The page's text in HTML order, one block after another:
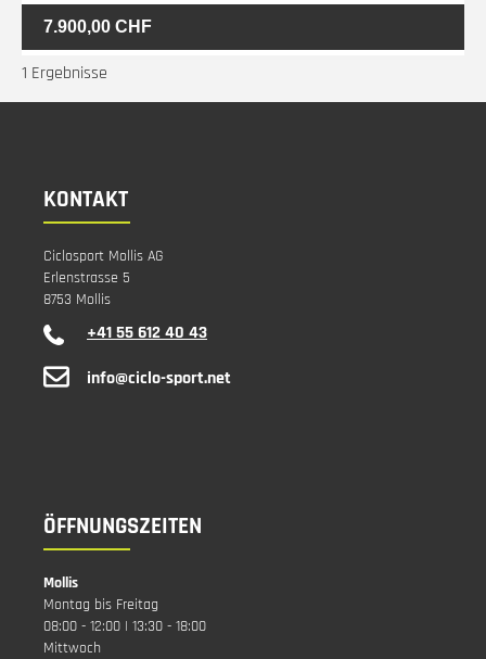
7.900,00 CHF
1 Ergebnisse
KONTAKT
Ciclosport Mollis AG
Erlenstrasse 5
8753 Mollis
+41 55 612 40 43
info@ciclo-sport.net
ÖFFNUNGSZEITEN
Mollis
Montag bis Freitag
08:00 - 12:00 | 13:30 - 18:00
Mittwoch